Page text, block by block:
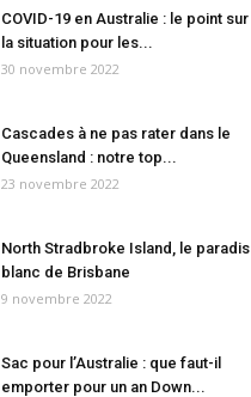
COVID-19 en Australie : le point sur
la situation pour les...
30 novembre 2022
Cascades à ne pas rater dans le
Queensland : notre top...
23 novembre 2022
North Stradbroke Island, le paradis
blanc de Brisbane
9 novembre 2022
Sac pour l’Australie : que faut-il
emporter pour un an Down...